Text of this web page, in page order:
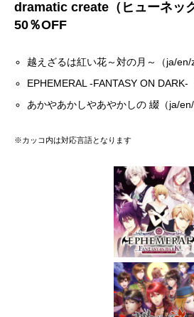
dramatic create（ヒューネッ
50％OFF
越えざるは紅い花～対の月～（ja/en/
EPHEMERAL -FANTASY ON DARK-
あかやあかしやあやかしの 綴（ja/
※カッコ内は対応言語となります